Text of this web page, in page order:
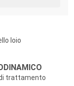
Ioio
trattamento